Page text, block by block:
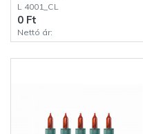
L 4001_CL
0 Ft
Nettó ár: